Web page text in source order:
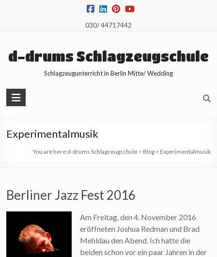
030/ 44717442
d-drums Schlagzeugschule
Schlagzeugunterricht in Berlin Mitte/ Wedding
Experimentalmusik
You are here:d-drums Schlagzeugschule> Blog> Experimentalmusik
Berliner Jazz Fest 2016
Am Freitag, den 4. November 2016
eröffneten Joshua Redman und Brad
Mehldau den Abend. Ich hatte die
beiden schon vor ein paar Jahren in der